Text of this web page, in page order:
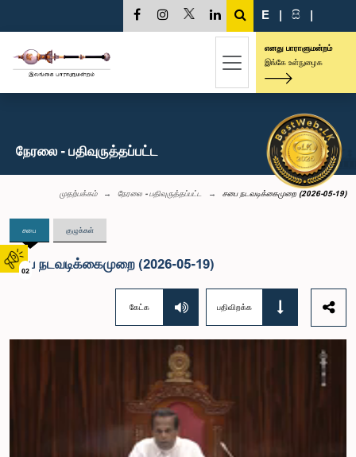
02
E | සි |
எனது பாராளுமன்றம்
இங்கே உள்நுழைக
நேரலை - பதிவுருத்தப்பட்ட
முதற்பக்கம் நேரலை - பதிவுருத்தப்பட்ட சபை நடவடிக்கைமுறை (2026-05-19)
சபை குழுக்கள்
சபை நடவடிக்கைமுறை (2026-05-19)
கேட்க பதிவிறக்க